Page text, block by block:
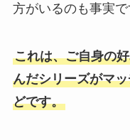
方がいるのも事実で
これは、ご自身の
んだシリーズがマ
どです。